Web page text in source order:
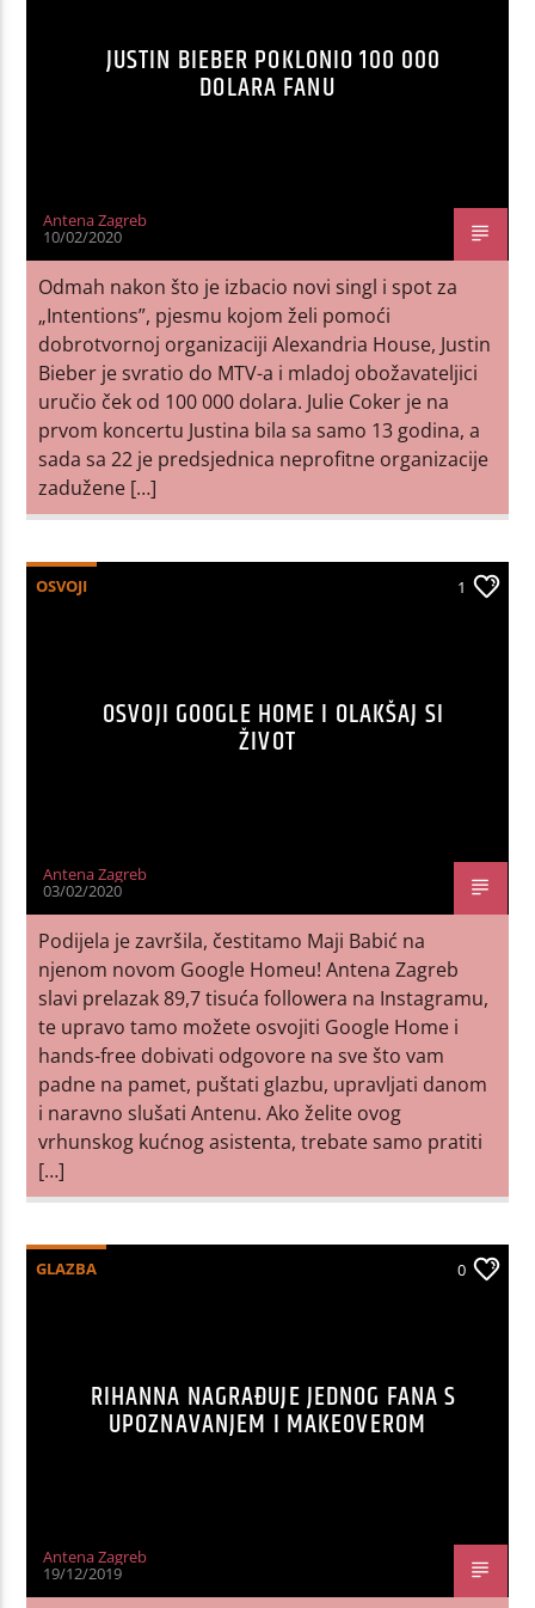
JUSTIN BIEBER POKLONIO 100 000
DOLARA FANU
Antena Zagreb
10/02/2020
Odmah nakon što je izbacio novi singl i spot za
„Intentions”, pjesmu kojom želi pomoći
dobrotvornoj organizaciji Alexandria House, Justin
Bieber je svratio do MTV-a i mladoj obožavateljici
uručio ček od 100 000 dolara. Julie Coker je na
prvom koncertu Justina bila sa samo 13 godina, a
sada sa 22 je predsjednica neprofitne organizacije
zadužene […]
OSVOJI 1
OSVOJI GOOGLE HOME I OLAKŠAJ SI
ŽIVOT
Antena Zagreb
03/02/2020
Podijela je završila, čestitamo Maji Babić na
njenom novom Google Homeu! Antena Zagreb
slavi prelazak 89,7 tisuća followera na Instagramu,
te upravo tamo možete osvojiti Google Home i
hands-free dobivati odgovore na sve što vam
padne na pamet, puštati glazbu, upravljati danom
i naravno slušati Antenu. Ako želite ovog
vrhunskog kućnog asistenta, trebate samo pratiti
[…]
GLAZBA 0
RIHANNA NAGRAĐUJE JEDNOG FANA S
UPOZNAVANJEM I MAKEOVEROM
Antena Zagreb
19/12/2019